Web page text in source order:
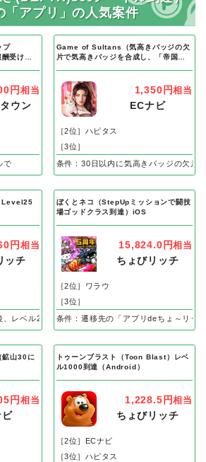
アプリ」の人気案件
プ
受け取
円相当
ウン
で
Game of Sultans（気高きバッジの欠
片で気高きバッジを合成し、「帝国五
1,350円相当
ECナビ
［2位］ハピタス
［3位］
条件：30日以内に気高きバッジの欠片
Level25
円 相当
ッチ
、レベル25到達で成果
ぼくとネコ（StepUpミッションで闘技
場ゴッドクラス到達）iOS
15,824.0円相当
ちょびリッチ
［2位］ワラウ
［3位］
条件：遷移先の「アプリdeちょ～リッ
鉱山30に
円 相当
ビ
トゥーンブラスト（Toon Blast）レベ
ル1000到達（Android）
1,228.5円相当
ちょびリッチ
［2位］ECナビ
［3位］ハピタス